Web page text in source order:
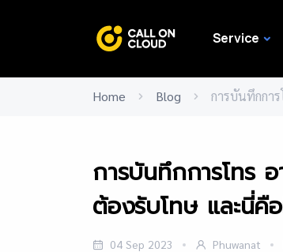
Service
Home Blog การบันทึกกา
การบันทึกการโทร
ต้องรับโทษ และนี่คื
04 Sep 2023 Phuwanat